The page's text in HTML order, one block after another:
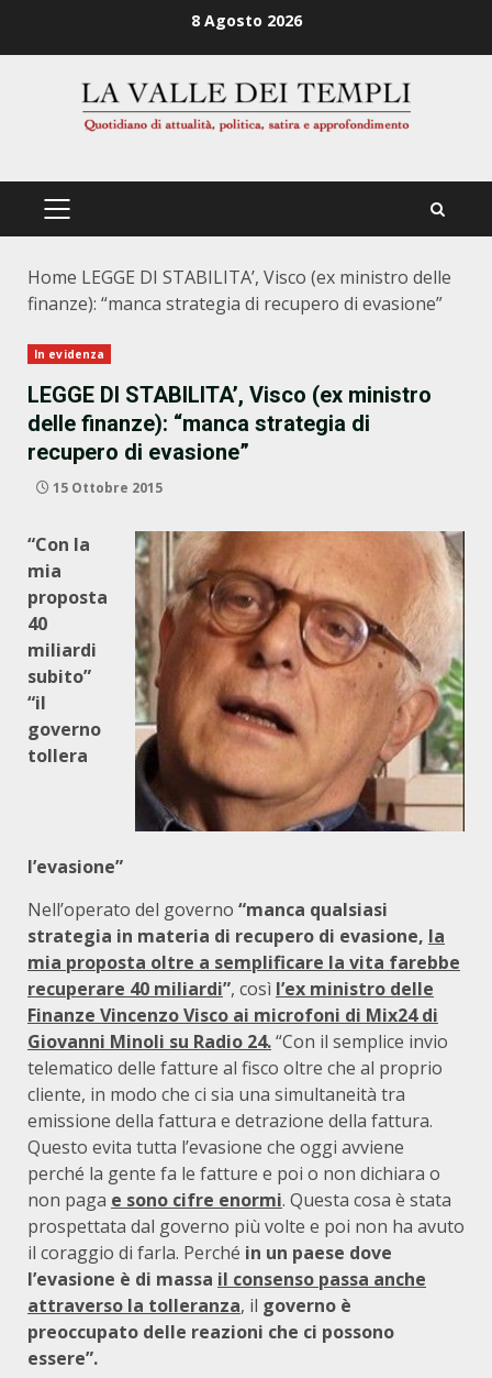
8 Agosto 2026
PRIMÄRES
Home LEGGE DI STABILITA’, Visco (ex ministro delle
finanze): “manca strategia di recupero di evasione”
In evidenza
LEGGE DI STABILITA’, Visco (ex ministro
delle finanze): “manca strategia di
recupero di evasione”
15 Ottobre 2015
“Con la
mia
proposta
40
miliardi
subito”
“il
governo
tollera
l’evasione”
Nell’operato del governo “manca qualsiasi
strategia in materia di recupero di evasione, la
mia proposta oltre a semplificare la vita farebbe
recuperare 40 miliardi”, così l’ex ministro delle
Finanze Vincenzo Visco ai microfoni di Mix24 di
Giovanni Minoli su Radio 24.“Con il semplice invio
telematico delle fatture al fisco oltre che al proprio
cliente, in modo che ci sia una simultaneità tra
emissione della fattura e detrazione della fattura.
Questo evita tutta l’evasione che oggi avviene
perché la gente fa le fatture e poi o non dichiara o
non paga e sono cifre enormi. Questa cosa è stata
prospettata dal governo più volte e poi non ha avuto
il coraggio di farla. Perché in un paese dove
l’evasione è di massa il consenso passa anche
attraverso la tolleranza, il governo è
preoccupato delle reazioni che ci possono
essere”.